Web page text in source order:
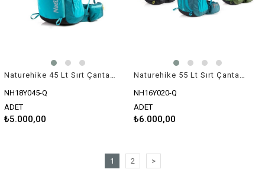
Naturehike 45 Lt Sırt Çantası
NH18Y045-Q
ADET
₺5.000,00
Naturehike 55 Lt Sırt Çantası
NH16Y020-Q
ADET
₺6.000,00
1 2 >